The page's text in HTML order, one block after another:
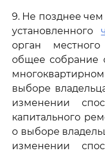
9. Не позднее чем
установленного
орган
общее собрание
выборе
изменении
капитального
о выборе
изменении